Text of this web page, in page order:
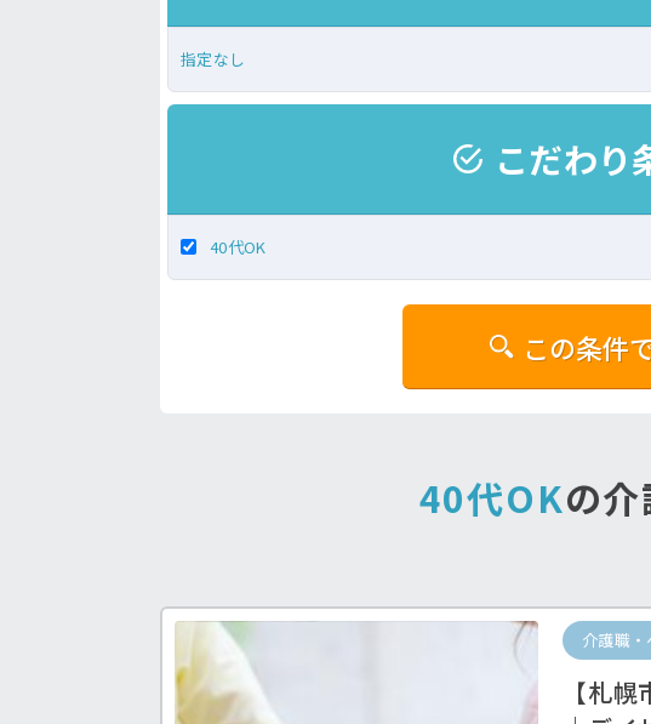
指定なし
こだわり
40代OK
この条件
40代OKの
介護職
【札
注目の介護福祉士求人♪
あなたの希望が叶う求人が見つかる！
病院の
看護助手の経